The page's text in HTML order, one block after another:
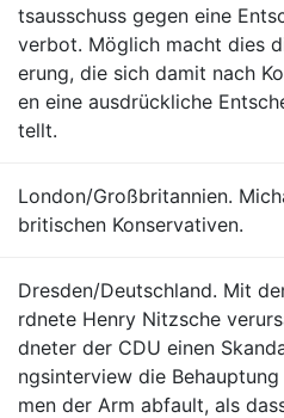
tsausschuss gegen eine
verbot. Möglich macht dies
erung, die sich damit nach
en eine ausdrückliche
tellt.
London/Großbritannien.
britischen Konservativen.
Dresden/Deutschland. Mit
rdnete Henry Nitzsche
dneter der CDU einen
ngsinterview die
men der Arm abfault, als